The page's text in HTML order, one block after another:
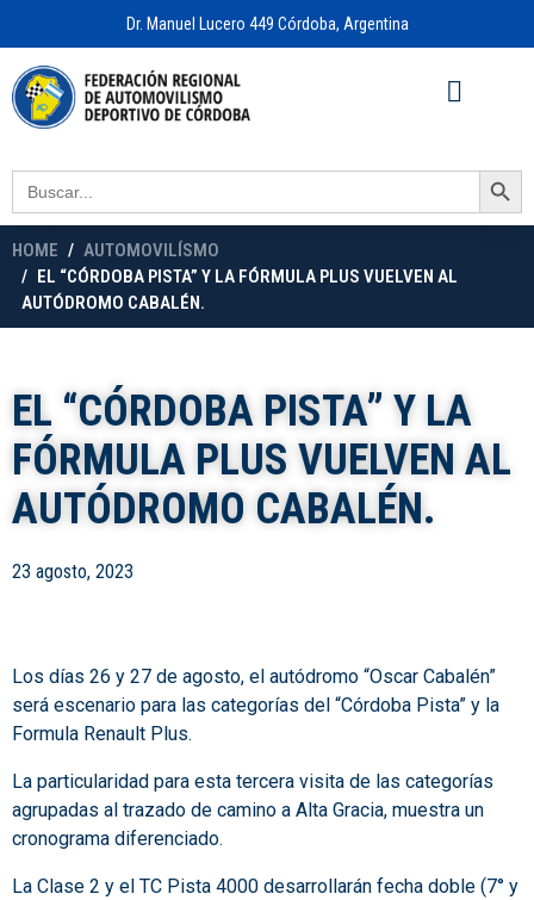
Dr. Manuel Lucero 449 Córdoba, Argentina
Search
for:
Search Button
HOME
AUTOMOVILÍSMO
EL “CÓRDOBA PISTA” Y LA FÓRMULA PLUS VUELVEN AL
AUTÓDROMO CABALÉN.
EL “CÓRDOBA PISTA” Y LA
FÓRMULA PLUS VUELVEN AL
AUTÓDROMO CABALÉN.
23 agosto, 2023
Los días 26 y 27 de agosto, el autódromo “Oscar Cabalén”
será escenario para las categorías del “Córdoba Pista” y la
Formula Renault Plus.
La particularidad para esta tercera visita de las categorías
agrupadas al trazado de camino a Alta Gracia, muestra un
cronograma diferenciado.
La Clase 2 y el TC Pista 4000 desarrollarán fecha doble (7° y